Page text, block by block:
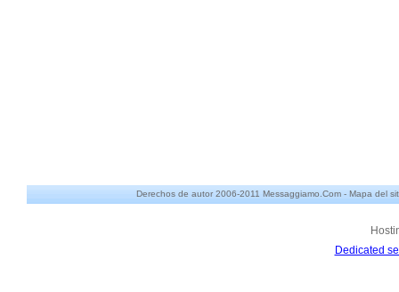
Derechos de autor 2006-2011 Messaggiamo.Com - Mapa del
Dedicated